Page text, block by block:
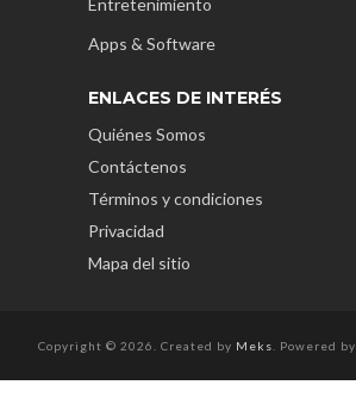
Apps & Software
ENLACES DE INTERÉS
Quiénes Somos
Contáctenos
Términos y condiciones
Privacidad
Mapa del sitio
Copyright © 2026. Created by Meks . Powered by